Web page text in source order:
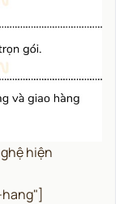
hiện